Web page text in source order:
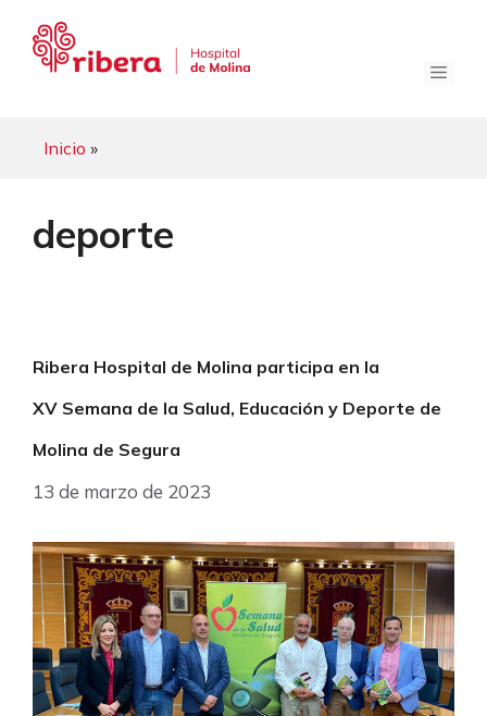
contenido
Menú
Inicio »
deporte
Ribera Hospital de Molina participa en la
XV Semana de la Salud, Educación y Deporte de
Molina de Segura
13 de marzo de 2023